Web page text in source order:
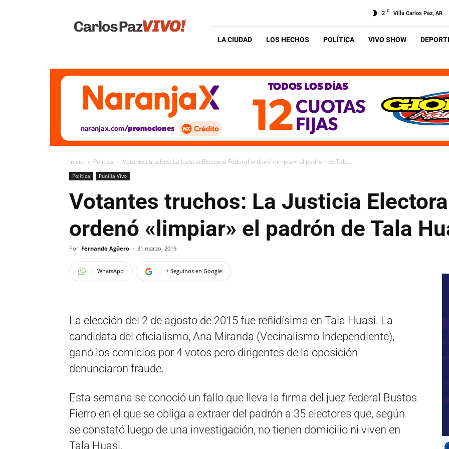
Vivo
2 C Villa Carlos Paz, AR
LA CIUDAD LOS HECHOS POLÍTICA VIVO SHOW
Inicio Política Votantes truchos: La Justicia Electoral Federal ordenó «limpiar» el padrón de Tala...
Política Punilla Vivo
Votantes truchos: La Justicia
ordenó «limpiar» el padrón de Tala
Por Fernando Agüero - 31 marzo, 2019
WhatsApp + Seguinos en Google
La elección del 2 de agosto de 2015 fue reñidísima en Tala Huasi. La
candidata del oficialismo, Ana Miranda (Vecinalismo Independiente),
ganó los comicios por 4 votos pero dirigentes de la oposición
denunciaron fraude.
Esta semana se conoció un fallo que lleva la firma del juez federal Bustos
Fierro en el que se obliga a extraer del padrón a 35 electores que, según
se constató luego de una investigación, no tienen domicilio ni viven en
Tala Huasi.